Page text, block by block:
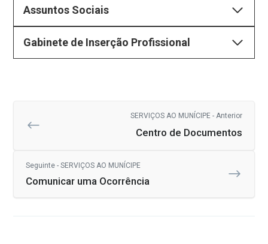
Assuntos Sociais
Gabinete de Inserção Profissional
SERVIÇOS AO MUNÍCIPE - Anterior
Centro de Documentos
Seguinte - SERVIÇOS AO MUNÍCIPE
Comunicar uma Ocorrência